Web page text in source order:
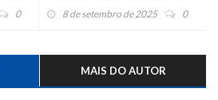
0
nos negócios
8 de setembro de 2025 0
MAIS DO AUTOR